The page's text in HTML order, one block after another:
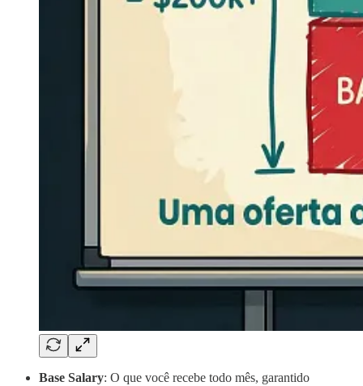
Base Salary: O que você recebe todo mês, garantido